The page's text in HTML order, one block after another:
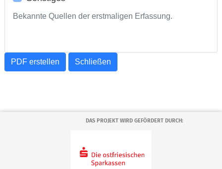
Bekannte Quellen der erstmaligen Erfassung.
PDF erstellen Schließen
DAS PROJEKT WIRD GEFÖRDERT DURCH: